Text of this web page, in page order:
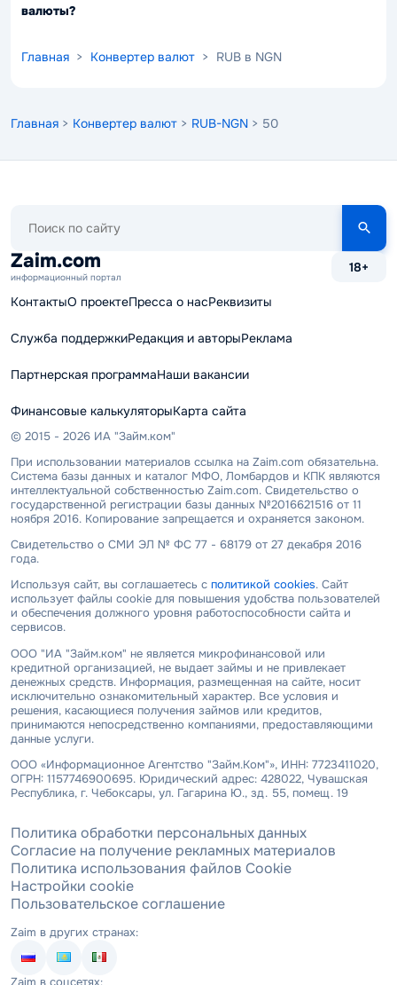
валюты?
Главная > Конвертер валют > RUB в NGN
Главная > Конвертер валют > RUB-NGN > 50
сайту
Zaim.com
информационный портал
18+
КонтактыО проектеПресса о насРеквизиты
Служба поддержкиРедакция и авторыРеклама
Партнерская программаНаши вакансии
Финансовые калькуляторыКарта сайта
© 2015 - 2026 ИА "Займ.ком"
При использовании материалов ссылка на Zaim.com обязательна.
Система базы данных и каталог МФО, Ломбардов и КПК являются
интеллектуальной собственностью Zaim.com. Свидетельство о
государственной регистрации базы данных №2016621516 от 11
ноября 2016. Копирование запрещается и охраняется законом.
Свидетельство о СМИ ЭЛ № ФС 77 - 68179 от 27 декабря 2016
года.
Используя сайт, вы соглашаетесь с политикой cookies. Сайт
использует файлы cookie для повышения удобства пользователей
и обеспечения должного уровня работоспособности сайта и
сервисов.
ООО "ИА "Займ.ком" не является микрофинансовой или
кредитной организацией, не выдает займы и не привлекает
денежных средств. Информация, размещенная на сайте, носит
исключительно ознакомительный характер. Все условия и
решения, касающиеся получения займов или кредитов,
принимаются непосредственно компаниями, предоставляющими
данные услуги.
ООО «Информационное Агентство "Займ.Ком"», ИНН: 7723411020,
ОГРН: 1157746900695. Юридический адрес: 428022, Чувашская
Республика, г. Чебоксары, ул. Гагарина Ю., зд. 55, помещ. 19
Политика обработки персональных данных
Согласие на получение рекламных материалов
Политика использования файлов Cookie
Настройки cookie
Пользовательское соглашение
Zaim в других странах:
Zaim в соцсетях: